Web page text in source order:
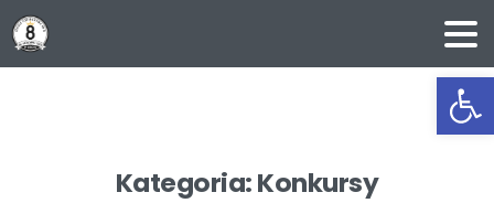
Kategoria:Konkursy